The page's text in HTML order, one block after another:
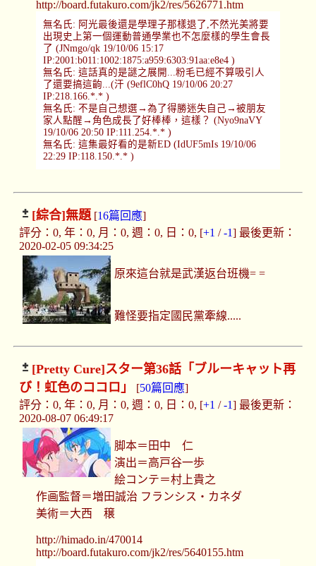
http://board.futakuro.com/jk2/res/5626771.htm
無名氏: 阿光最後還是學理子那樣退了,不然光美將要
出現史上第一個運動普通學業也不怎麼樣的學生會長
了 (JNmgo/qk 19/10/06 15:17
IP:2001:b011:1002:1875:a959:6303:91aa:e8e4 )
無名氏: 這話真的是謎之展開...粉毛已經不算吸引人
了還要搞這齣...(汗 (9eflC0hQ 19/10/06 20:27
IP:218.166.*.* )
無名氏: 不是自己想選→為了得勝迷失自己→被朋友
家人點醒→角色成長了好棒棒，這樣？ (Nyo9naVY
19/10/06 20:50 IP:111.254.*.* )
無名氏: 這集最好看的是新ED (IdUF5mIs 19/10/06
22:29 IP:118.150.*.* )
[綜合]無題[16篇回應]
評分：0, 年：0, 月：0, 週：0, 日：0, [+1 /-1] 最後更新：
2020-02-05 09:34:25
原來這台就是武漢返台班機= =
難怪要指定國民黨牽線.....
[Pretty Cure]スター第36話「ブルーキャット再
び！虹色のココロ」
[50篇回應]
評分：0, 年：0, 月：0, 週：0, 日：0, [+1 /-1] 最後更新：
2020-08-07 06:49:17
脚本＝田中 仁
演出＝高戸谷一歩
絵コンテ＝村上貴之
作画監督＝増田誠治 フランシス・カネダ
美術＝大西 穣
http://himado.in/470014
http://board.futakuro.com/jk2/res/5640155.htm